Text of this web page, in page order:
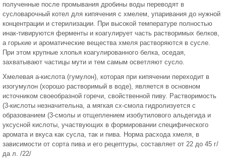
полученные после промывания дробины воды переводят в
сусловарочный котел для кипячения с хмелем, упаривания до нужной
концентрации и стерилизации. При высокой температуре полностью
инак-тивируются ферменты и коагулирует часть растворимых белков,
а горькие и ароматические вещества хмеля растворяются в сусле.
При этом крупные хлопья коагулированного белка, оседая,
захватывают частицы мути и тем самым осветляют сусло.
Хмелевая а-кислота (гумулон), которая при кипячении переходит в
изогумулон (хорошо растворимый в воде), является в основном
источником своеобразной горечи, свойственной пиву. Растворимость
(3-кислоты незначительна, а мягкая сх-смола гидролизуется с
образованием (3-смолы и отщеплением изобутилового альдегида и
уксусной кислоты, участвующих в формировании специфического
аромата и вкуса как сусла, так и пива. Норма расхода хмеля, в
зависимости от сорта пива и его рецептуры, составляет от 22 до 45 г/
да л. /22/